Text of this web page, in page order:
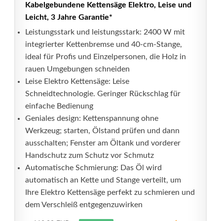
Kabelgebundene Kettensäge Elektro, Leise und
Leicht, 3 Jahre Garantie*
Leistungsstark und leistungsstark: 2400 W mit
integrierter Kettenbremse und 40-cm-Stange,
ideal für Profis und Einzelpersonen, die Holz in
rauen Umgebungen schneiden
Leise Elektro Kettensäge: Leise
Schneidtechnologie. Geringer Rückschlag für
einfache Bedienung
Geniales design: Kettenspannung ohne
Werkzeug; starten, Ölstand prüfen und dann
ausschalten; Fenster am Öltank und vorderer
Handschutz zum Schutz vor Schmutz
Automatische Schmierung: Das Öl wird
automatisch an Kette und Stange verteilt, um
Ihre Elektro Kettensäge perfekt zu schmieren und
dem Verschleiß entgegenzuwirken